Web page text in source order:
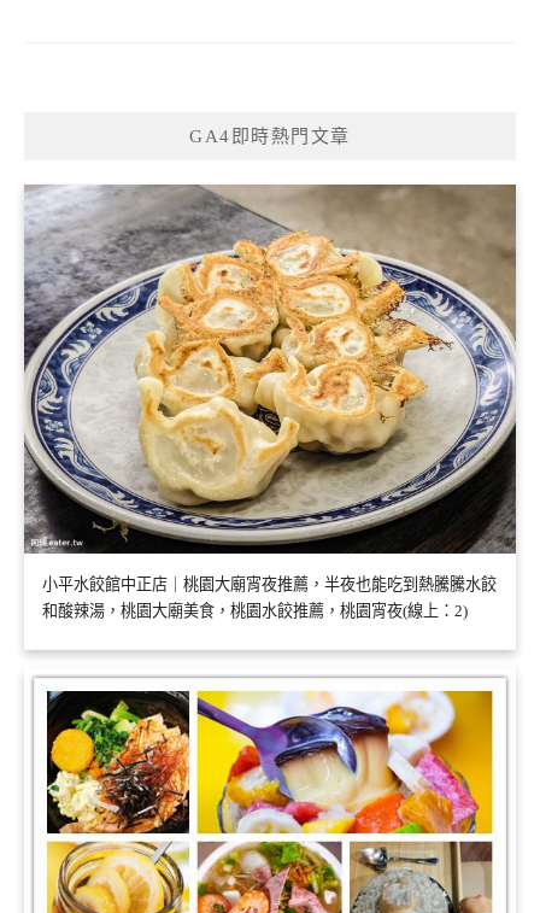
GA4即時熱門文章
小平水餃館中正店｜桃園大廟宵夜推薦，半夜也能吃到熱騰騰水餃
和酸辣湯，桃園大廟美食，桃園水餃推薦，桃園宵夜(線上：2)